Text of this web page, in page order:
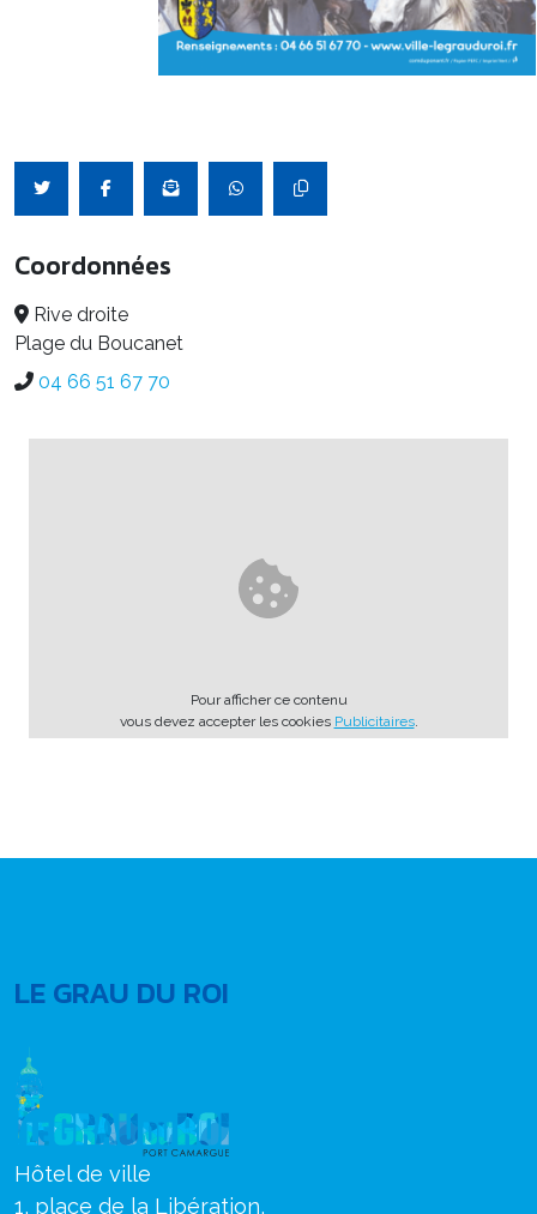
Coordonnées
Rive droite
Plage du Boucanet
04 66 51 67 70
Pour afficher ce contenu
vous devez accepter les cookies Publicitaires.
LE GRAU DU ROI
Hôtel de ville
1, place de la Libération,